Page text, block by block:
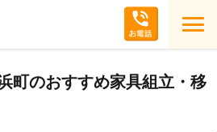
町のおすすめ家具組立・移